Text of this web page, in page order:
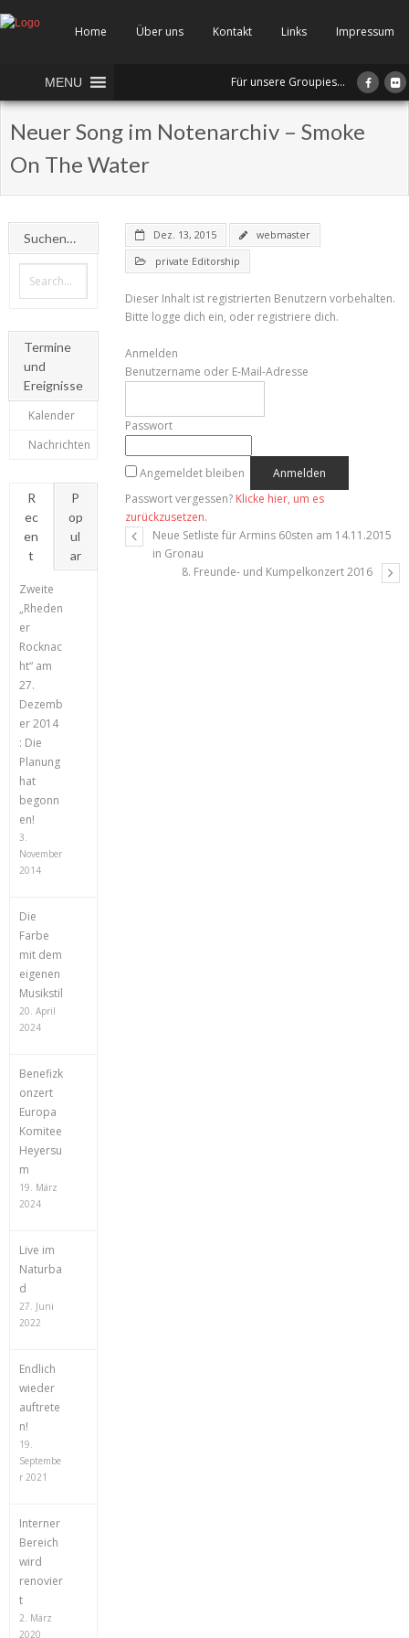
Home Über uns Kontakt Links Impressum
MENU Für unsere Groupies...
Neuer Song im Notenarchiv – Smoke
On The Water
Dez. 13, 2015
webmaster
private Editorship
Dieser Inhalt ist registrierten Benutzern vorbehalten.
Bitte logge dich ein, oder registriere dich.
Anmelden
Benutzername oder E-Mail-Adresse
Passwort
Angemeldet bleiben
Passwort vergessen? Klicke hier, um es
zurückzusetzen.
Neue Setliste für Armins 60sten am 14.11.2015
in Gronau
8. Freunde- und Kumpelkonzert 2016
Suchen…
Termine
und
Ereignisse
Kalender
Nachrichten
R
ec
en
t
P
op
ul
ar
Zweite
„Rheden
er
Rocknac
ht“ am
27.
Dezemb
er 2014
: Die
Planung
hat
begonn
en!
3.
November
2014
Die
Farbe
mit dem
eigenen
Musikstil
20. April
2024
Benefizk
onzert
Europa
Komitee
Heyersu
m
19. März
2024
Live im
Naturba
d
27. Juni
2022
Endlich
wieder
auftrete
n!
19.
Septembe
r 2021
Interner
Bereich
wird
renovier
t
2. März
2020